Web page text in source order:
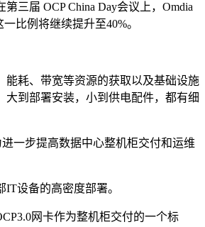
三届 OCP China Day会议上，Omdia
比例将继续提升至40%。
耗、带宽等资源的获取以及基础设施
到部署安装，小到供电配件，都有细
一步提高数据中心整机柜交付和运维
设备的高密度部署。
网卡作为整机柜交付的一个标